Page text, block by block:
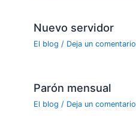
Nuevo servidor
El blog / Deja un comentario
Parón mensual
El blog / Deja un comentario